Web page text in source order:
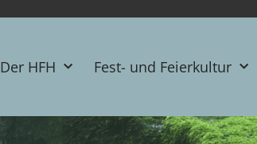
Der HFH Fest- und Feierkultur